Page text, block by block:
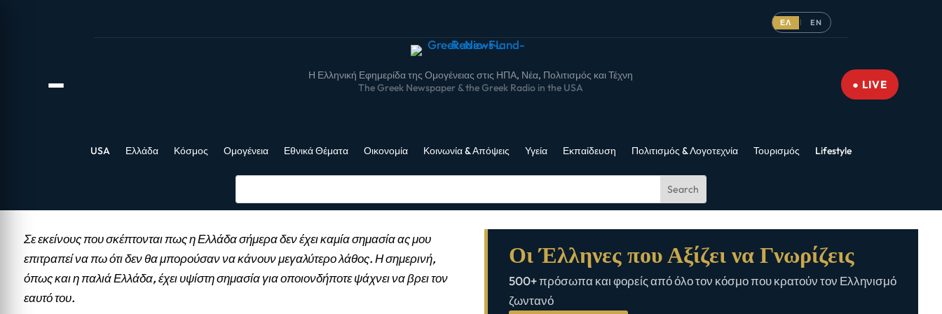
ΕΛ | EN
Η Ελληνική Εφημερίδα της Ομογένειας στις ΗΠΑ, Νέα, Πολιτισμός και Τέχνη
The Greek Newspaper & the Greek Radio in the USA
● LIVE
USA Ελλάδα Κόσμος Ομογένεια Εθνικά Θέματα Οικονομία Κοινωνία & Απόψεις Υγεία Εκπαίδευση Πολιτισμός & Λογοτεχνία Τουρισμός Lifestyle
Σε εκείνους που σκέπτονται πως η Ελλάδα σήμερα δεν έχει καμία σημασία ας μου
επιτραπεί να πω ότι δεν θα μπορούσαν να κάνουν μεγαλύτερο λάθος. Η σημερινή,
όπως και η παλιά Ελλάδα, έχει υψίστη σημασία για οποιονδήποτε ψάχνει να βρει τον
εαυτό του.
Οι Έλληνες που Αξίζει να Γνωρίζεις
500+ πρόσωπα και φορείς από όλο τον κόσμο που κρατούν τον Ελληνισμό
ζωντανό